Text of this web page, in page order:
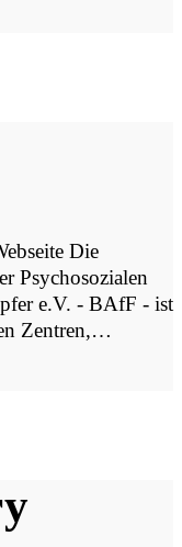
Die
Psychosozialen
e.V. - BAfF - ist
Zentren,…